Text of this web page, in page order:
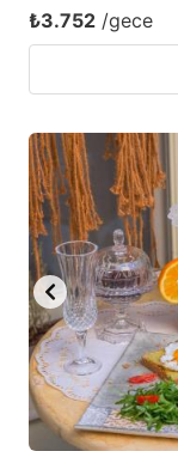
₺3.752 /gece